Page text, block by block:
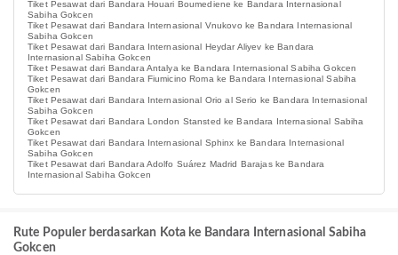
Tiket Pesawat dari Bandara Houari Boumediene ke Bandara Internasional
Sabiha Gokcen
Tiket Pesawat dari Bandara Internasional Vnukovo ke Bandara Internasional
Sabiha Gokcen
Tiket Pesawat dari Bandara Internasional Heydar Aliyev ke Bandara
Internasional Sabiha Gokcen
Tiket Pesawat dari Bandara Antalya ke Bandara Internasional Sabiha Gokcen
Tiket Pesawat dari Bandara Fiumicino Roma ke Bandara Internasional Sabiha
Gokcen
Tiket Pesawat dari Bandara Internasional Orio al Serio ke Bandara Internasional
Sabiha Gokcen
Tiket Pesawat dari Bandara London Stansted ke Bandara Internasional Sabiha
Gokcen
Tiket Pesawat dari Bandara Internasional Sphinx ke Bandara Internasional
Sabiha Gokcen
Tiket Pesawat dari Bandara Adolfo Suárez Madrid Barajas ke Bandara
Internasional Sabiha Gokcen
Rute Populer berdasarkan Kota ke Bandara Internasional Sabiha
Gokcen